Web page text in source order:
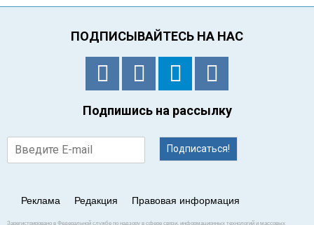
ПОДПИСЫВАЙТЕСЬ НА НАС
Подпишись на рассылку
Подписаться!
Реклама Редакция Правовая информация
Зарегистрировано в Федеральной службе по надзору в сфере связи, информационных технологий и массовых